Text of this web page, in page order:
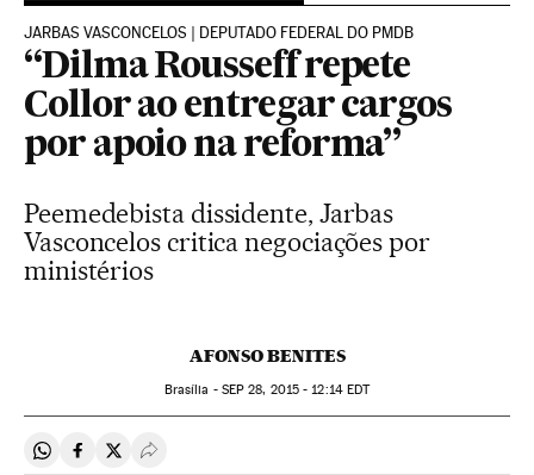
JARBAS VASCONCELOS | DEPUTADO FEDERAL DO PMDB
“Dilma Rousseff repete
Collor ao entregar cargos
por apoio na reforma”
Peemedebista dissidente, Jarbas
Vasconcelos critica negociações por
ministérios
AFONSO BENITES
Brasília - SEP 28, 2015 - 12:14EDT
Compartir en Whatsapp
Compartir en Facebook
Compartir en Twitter
Desplegar Redes Sociales